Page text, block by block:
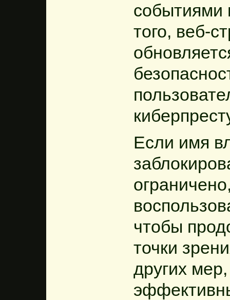
событиями
того, веб-
Если имя
чтобы
точки
других